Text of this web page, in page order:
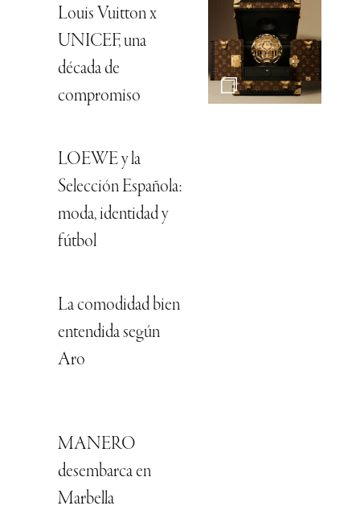
Louis Vuitton x
UNICEF, una
década de
compromiso
LOEWE y la
Selección Española:
moda, identidad y
fútbol
La comodidad bien
entendida según
Aro
MANERO
desembarca en
Marbella